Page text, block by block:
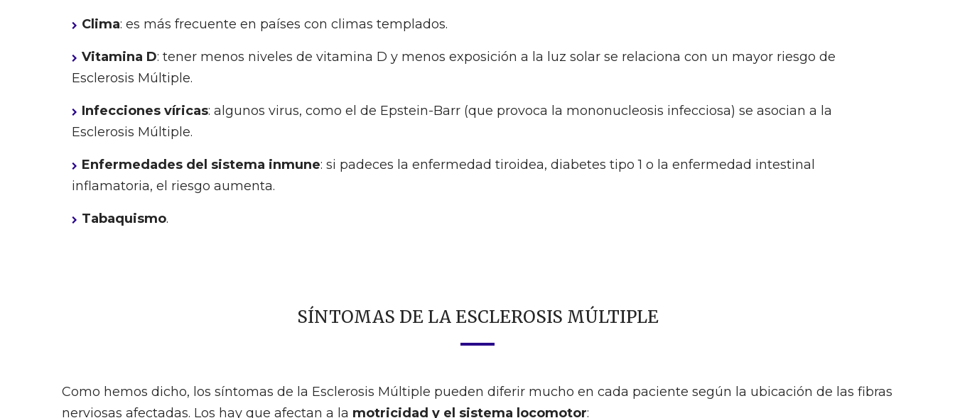
Clima: es más frecuente en países con climas templados.
Vitamina D: tener menos niveles de vitamina D y menos exposición a la luz solar se relaciona con un mayor riesgo de
Esclerosis Múltiple.
Infecciones víricas: algunos virus, como el de Epstein-Barr (que provoca la mononucleosis infecciosa) se asocian a la
Esclerosis Múltiple.
Enfermedades del sistema inmune: si padeces la enfermedad tiroidea, diabetes tipo 1 o la enfermedad intestinal
inflamatoria, el riesgo aumenta.
Tabaquismo.
SÍNTOMAS DE LA ESCLEROSIS MÚLTIPLE
Como hemos dicho, los síntomas de la Esclerosis Múltiple pueden diferir mucho en cada paciente según la ubicación de las fibras
nerviosas afectadas. Los hay que afectan a la motricidad y el sistema locomotor: